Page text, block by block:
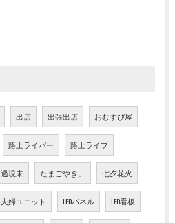
出店 出張出店 おむすび屋
路上ライバー 路上ライブ
過現未 たまごやき。 七夕花火
夫婦ユニット LEDパネル LED看板